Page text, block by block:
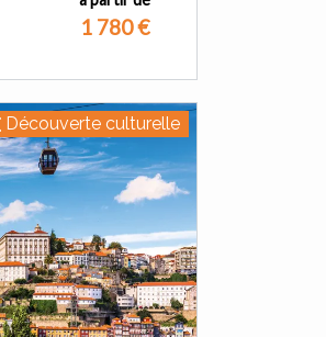
1 780€
Découverte culturelle